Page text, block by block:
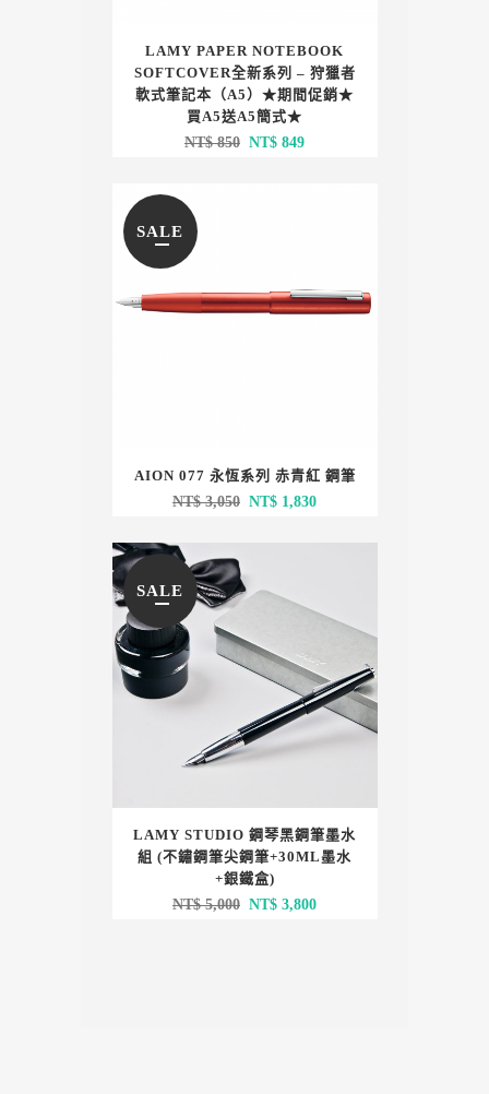
LAMY PAPER NOTEBOOK
SOFTCOVER全新系列 – 狩獵者
軟式筆記本（A5）★期間促銷★
買A5送A5簡式★
NT$850 原
NT$ 849目
SALE
AION 077 永恆系列 赤青紅 鋼筆
NT$3,050 原
NT$ 3,050。
NT$ 1,830目
NT$ 1,830。
SALE
LAMY STUDIO 鋼琴黑鋼筆墨水
組 (不鏽鋼筆尖鋼筆+30ML墨水
+銀鐵盒)
NT$5,000 原
NT$ 3,800目